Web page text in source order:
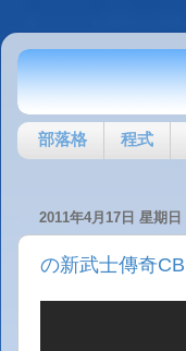
部落格 程式
2011年4月17日 星期日
の新武士傳奇CB